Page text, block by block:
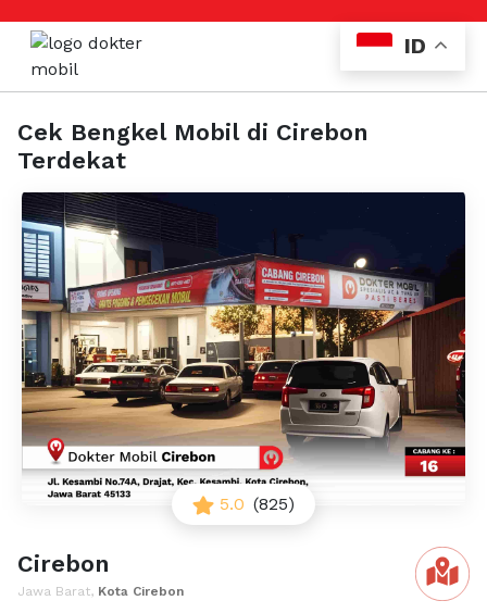
Cek Bengkel Mobil di Cirebon
Terdekat
5.0 (825)
Cirebon
Jawa Barat, Kota Cirebon
ID